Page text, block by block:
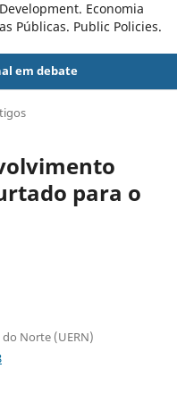
Economia
Públicas. Public Policies.
em debate
para o
Norte (UERN)